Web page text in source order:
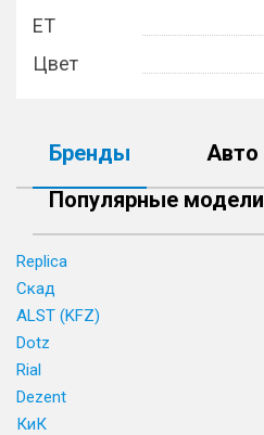
ET
Цвет
Бренды
Авто
Популярные модели
Replica
Скад
ALST (KFZ)
Dotz
Rial
Dezent
КиК